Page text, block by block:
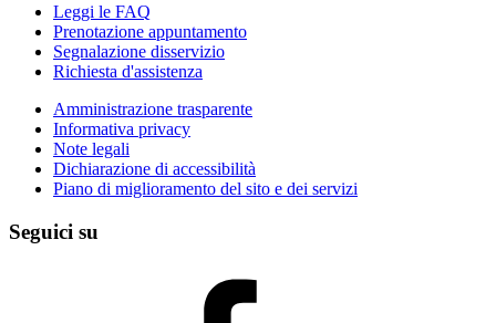
Leggi le FAQ
Prenotazione appuntamento
Segnalazione disservizio
Richiesta d'assistenza
Amministrazione trasparente
Informativa privacy
Note legali
Dichiarazione di accessibilità
Piano di miglioramento del sito e dei servizi
Seguici su